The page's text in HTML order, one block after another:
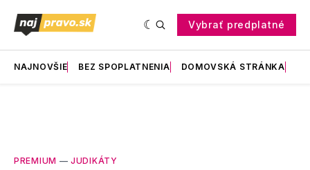
Vybrať predplatné
NAJNOVŠIE BEZ SPOPLATNENIA DOMOVSKÁ STRÁNKA
PREMIUM —JUDIKÁTY